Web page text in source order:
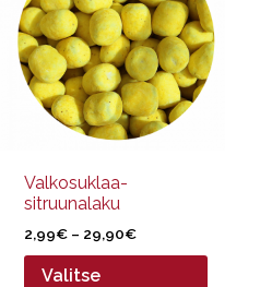
Valkosuklaa-
sitruunalaku
2,99€ – 29,90€Hintaluokka:
2,99€
Valitse
useampi
muunnelma.
Voit
tehdä
valinnat
sivulla.